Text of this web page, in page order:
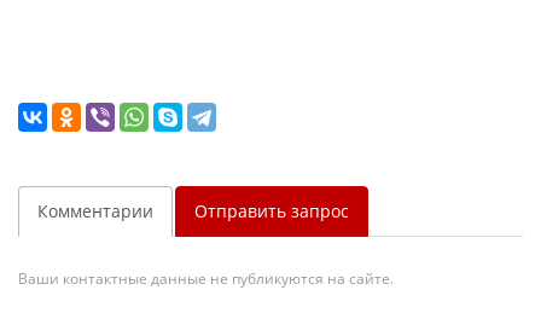
Комментарии Отправить запрос
Ваши контактные данные не публикуются на сайте.